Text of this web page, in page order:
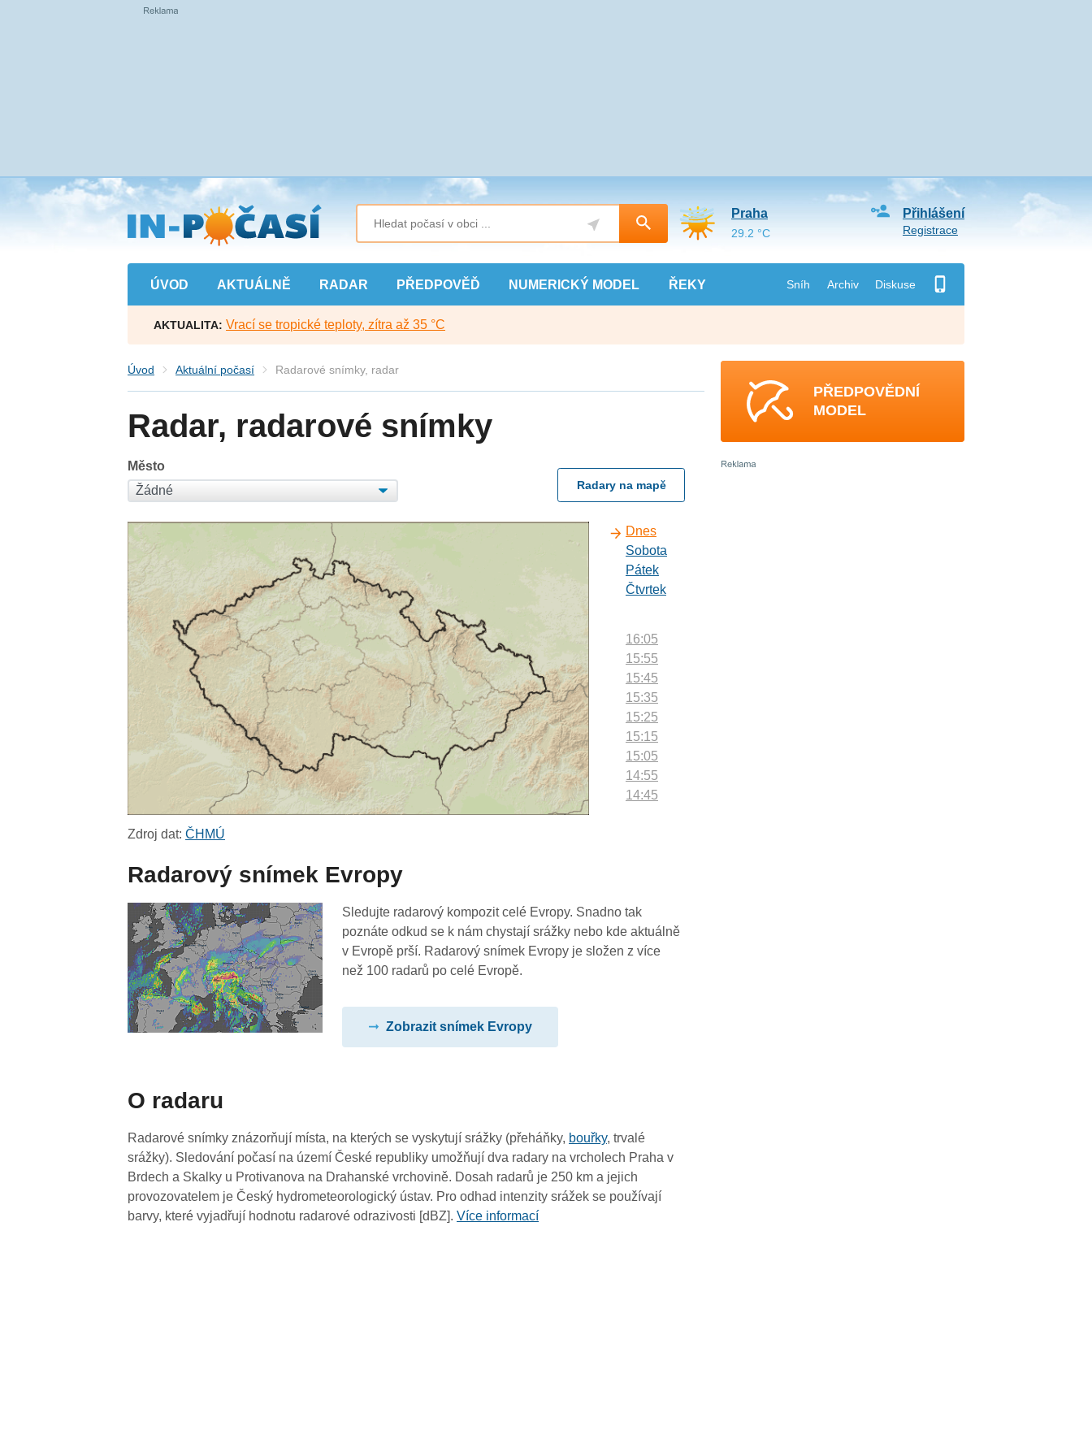
Přejít
na
hlavní
obsah
ÚVOD AKTUÁLNĚ RADAR PŘEDPOVĚĎ NUMERICKÝ MODEL ŘEKY Sníh Archiv Diskuse
Přihlášení
Registrace
Praha
29.2 °C
AKTUALITA: Vrací se tropické teploty, zítra až 35 °C
Úvod Aktuální počasí Radarové snímky, radar
Radar, radarové snímky
Město
Radary na mapě
Dnes
Sobota
Pátek
Čtvrtek
16:05
15:55
15:45
15:35
15:25
15:15
15:05
14:55
14:45
13:45
13:35
13:25
11:45
11:35
11:25
11:15
Zdroj dat:ČHMÚ
Radarový snímek Evropy
Sledujte radarový kompozit celé Evropy. Snadno tak
poznáte odkud se k nám chystají srážky nebo kde aktuálně
v Evropě prší. Radarový snímek Evropy je složen z více
než 100 radarů po celé Evropě.
Zobrazit snímek Evropy
O radaru
Radarové snímky znázorňují místa, na kterých se vyskytují srážky (přeháňky, bouřky, trvalé
srážky). Sledování počasí na území České republiky umožňují dva radary na vrcholech Praha v
Brdech a Skalky u Protivanova na Drahanské vrchovině. Dosah radarů je 250 km a jejich
provozovatelem je Český hydrometeorologický ústav. Pro odhad intenzity srážek se používají
barvy, které vyjadřují hodnotu radarové odrazivosti [dBZ].Více informací
PŘEDPOVĚDNÍ
MODEL